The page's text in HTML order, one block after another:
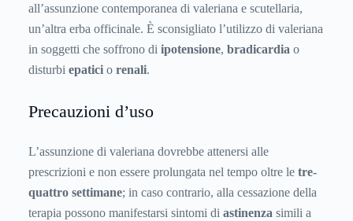
all’assunzione contemporanea di valeriana e scutellaria,
un’altra erba officinale. È sconsigliato l’utilizzo di valeriana
in soggetti che soffrono di ipotensione, bradicardia o
disturbi epatici o renali.
Precauzioni d’uso
L’assunzione di valeriana dovrebbe attenersi alle
prescrizioni e non essere prolungata nel tempo oltre le tre-
quattro settimane; in caso contrario, alla cessazione della
terapia possono manifestarsi sintomi di astinenza simili a